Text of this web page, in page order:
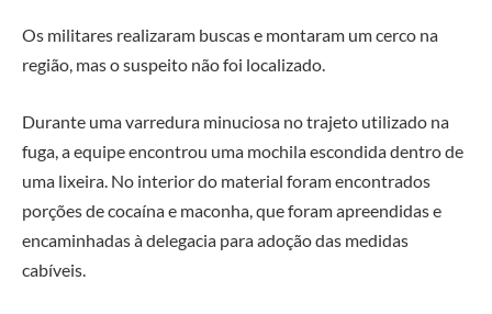
Os militares realizaram buscas e montaram um cerco na
região, mas o suspeito não foi localizado.
Durante uma varredura minuciosa no trajeto utilizado na
fuga, a equipe encontrou uma mochila escondida dentro de
uma lixeira. No interior do material foram encontrados
porções de cocaína e maconha, que foram apreendidas e
encaminhadas à delegacia para adoção das medidas
cabíveis.